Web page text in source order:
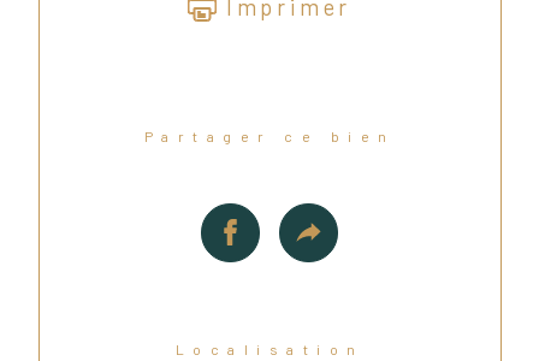
Imprimer
Partager ce bien
Localisation